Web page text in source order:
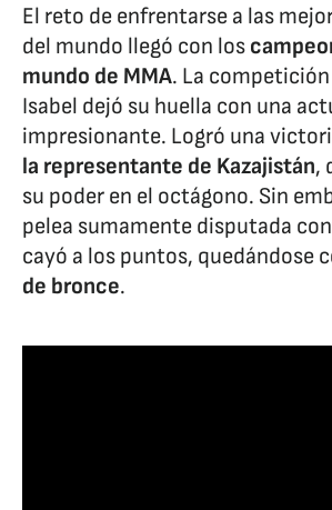
El reto de enfrentarse a las
del mundo llegó con los
mundo de MMA. La
Isabel dejó su huella con una
impresionante. Logró una
la representante de Kazajistán,
su poder en el octágono. Sin
pelea sumamente disputada
cayó a los puntos, quedándose
de bronce.